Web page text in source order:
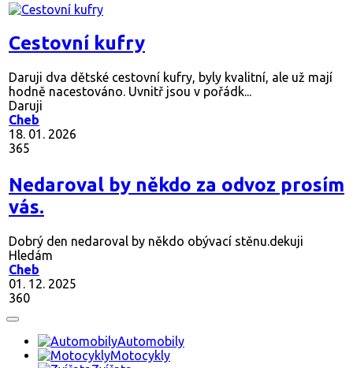
Cestovní kufry
Daruji dva dětské cestovní kufry, byly kvalitní, ale už mají
hodně nacestováno. Uvnitř jsou v pořádk...
Daruji
Cheb
18. 01. 2026
365
Nedaroval by někdo za odvoz prosím
vás.
Dobrý den nedaroval by někdo obývací stěnu.dekuji
Hledám
Cheb
01. 12. 2025
360
Automobily
Motocykly